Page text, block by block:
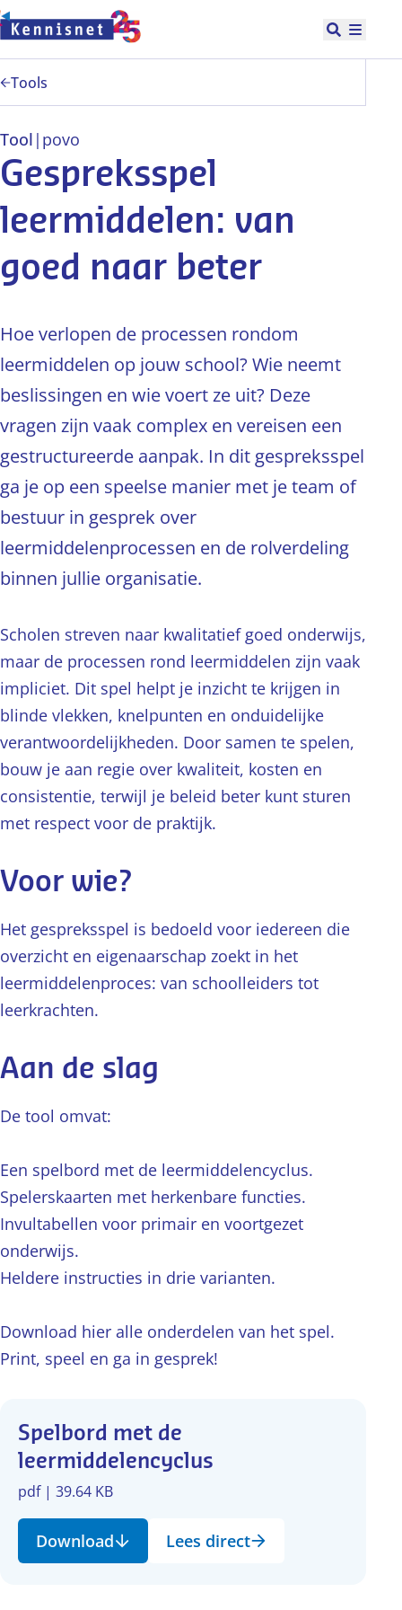
Doorgaan naar hoofdinhoud
Open
Tools
Tool | povo
Gespreksspel
leermiddelen: van
goed naar beter
Hoe verlopen de processen rondom
leermiddelen op jouw school? Wie neemt
beslissingen en wie voert ze uit? Deze
vragen zijn vaak complex en vereisen een
gestructureerde aanpak. In dit gespreksspel
ga je op een speelse manier met je team of
bestuur in gesprek over
leermiddelenprocessen en de rolverdeling
binnen jullie organisatie.
Scholen streven naar kwalitatief goed onderwijs,
maar de processen rond leermiddelen zijn vaak
impliciet. Dit spel helpt je inzicht te krijgen in
blinde vlekken, knelpunten en onduidelijke
verantwoordelijkheden. Door samen te spelen,
bouw je aan regie over kwaliteit, kosten en
consistentie, terwijl je beleid beter kunt sturen
met respect voor de praktijk.
Voor wie?
Het gespreksspel is bedoeld voor iedereen die
overzicht en eigenaarschap zoekt in het
leermiddelenproces: van schoolleiders tot
leerkrachten.
Aan de slag
De tool omvat:
Een spelbord met de leermiddelencyclus.
Spelerskaarten met herkenbare functies.
Invultabellen voor primair en voortgezet
onderwijs.
Heldere instructies in drie varianten.
Download hier alle onderdelen van het spel.
Print, speel en ga in gesprek!
Spelbord met de
leermiddelencyclus
pdf | 39.64 KB
Download Lees direct